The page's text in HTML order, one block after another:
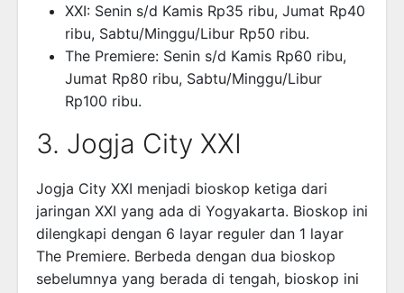
XXI: Senin s/d Kamis Rp35 ribu, Jumat Rp40
ribu, Sabtu/Minggu/Libur Rp50 ribu.
The Premiere: Senin s/d Kamis Rp60 ribu,
Jumat Rp80 ribu, Sabtu/Minggu/Libur
Rp100 ribu.
3. Jogja City XXI
Jogja City XXI menjadi bioskop ketiga dari
jaringan XXI yang ada di Yogyakarta. Bioskop ini
dilengkapi dengan 6 layar reguler dan 1 layar
The Premiere. Berbeda dengan dua bioskop
sebelumnya yang berada di tengah, bioskop ini